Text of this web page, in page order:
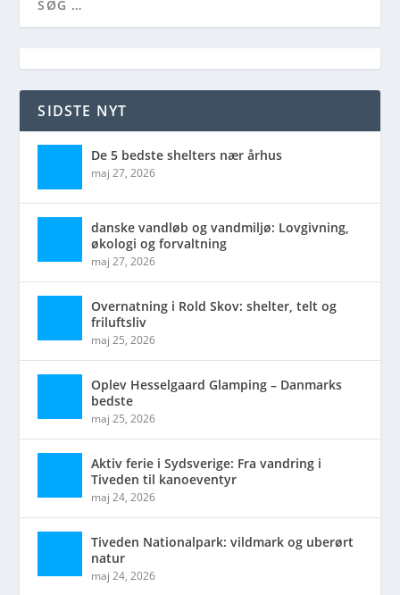
SIDSTE NYT
De 5 bedste shelters nær århus
maj 27, 2026
danske vandløb og vandmiljø: Lovgivning,
økologi og forvaltning
maj 27, 2026
Overnatning i Rold Skov: shelter, telt og
friluftsliv
maj 25, 2026
Oplev Hesselgaard Glamping – Danmarks
bedste
maj 25, 2026
Aktiv ferie i Sydsverige: Fra vandring i
Tiveden til kanoeventyr
maj 24, 2026
Tiveden Nationalpark: vildmark og uberørt
natur
maj 24, 2026